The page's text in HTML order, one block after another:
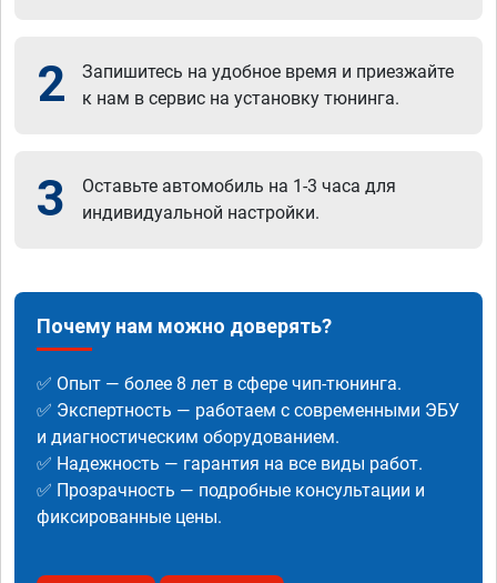
2
Запишитесь на удобное время и приезжайте
к нам в сервис на установку тюнинга.
3
Оставьте автомобиль на 1-3 часа для
индивидуальной настройки.
Почему нам можно доверять?
✅ Опыт — более 8 лет в сфере чип-тюнинга.
✅ Экспертность — работаем с современными ЭБУ
и диагностическим оборудованием.
✅ Надежность — гарантия на все виды работ.
✅ Прозрачность — подробные консультации и
фиксированные цены.